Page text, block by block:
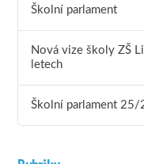
Školní parlament
Nová vize školy ZŠ
letech
Školní parlament 25/